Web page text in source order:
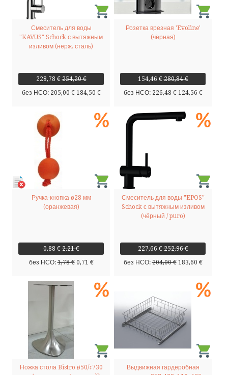
Смеситель для воды
"KAVUS" Schock с вытяжным
изливом (нерж. сталь)
228,78 € 254,20 €
без НСО:205,00 €184,50 €
Розетка врезная 'Evoline'
(чёрная)
154,46 € 280,84 €
без НСО:226,48 €124,56 €
Ручка-кнопка ø28 мм
(оранжевая)
0,88 € 2,21 €
без НСО:1,78 €0,71 €
Смеситель для воды "EPOS"
Schock с вытяжным изливом
(чёрный / puro)
227,66 € 252,96 €
без НСО:204,00 €183,60 €
Ножка стола Bistro ø50/↕730
Выдвижная гардеробная